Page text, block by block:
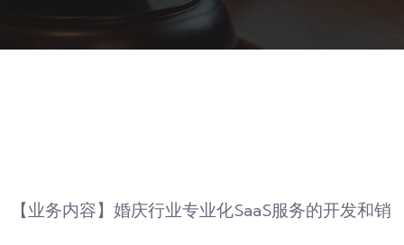
【业务内容】婚庆行业专业化SaaS服务的开发和销